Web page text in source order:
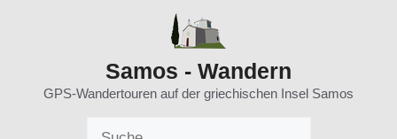
Samos - Wandern
GPS-Wandertouren auf der griechischen Insel Samos